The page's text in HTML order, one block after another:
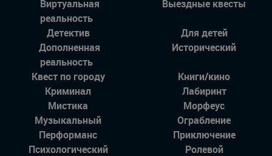
Виртуальная
реальность
Выездные квесты
Детектив
Для детей
Дополненная
реальность
Исторический
Квест по городу
Книги/кино
Криминал
Лабиринт
Мистика
Морфеус
Музыкальный
Ограбление
Перформанс
Приключение
Психологический
Ролевой